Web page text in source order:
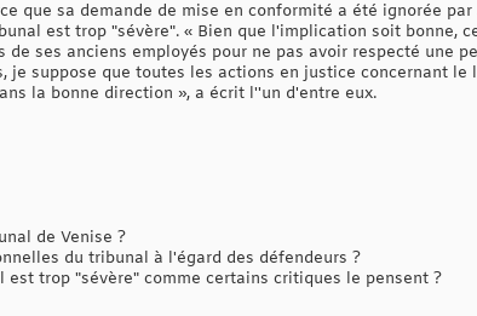
que sa demande de mise en conformité a été ignorée
est trop "sévère". « Bien que l'implication soit bonne,
ses anciens employés pour ne pas avoir respecté une
je suppose que toutes les actions en justice concernant
la bonne direction », a écrit l''un d'entre eux.
de Venise ?
du tribunal à l'égard des défendeurs ?
est trop "sévère" comme certains critiques le pensent ?